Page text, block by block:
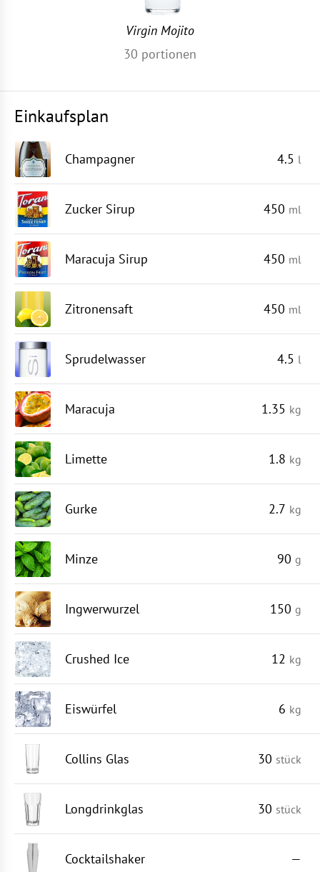
Virgin Mojito
30 portionen
Einkaufsplan
Champagner 4.5 l
Zucker Sirup 450 ml
Maracuja Sirup 450 ml
Zitronensaft 450 ml
Sprudelwasser 4.5 l
Maracuja 1.35 kg
Limette 1.8 kg
Gurke 2.7 kg
Minze 90 g
Ingwerwurzel 150 g
Crushed Ice 12 kg
Eiswürfel 6 kg
Collins Glas 30 stück
Longdrinkglas 30 stück
Cocktailshaker —